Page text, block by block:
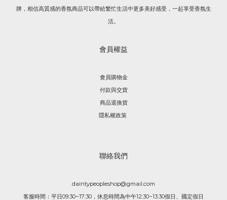
牌，相信高質感的香氛商品可以帶給繁忙生活中更多美好感受，一起享受香氛生
活。
會員權益
會員購物金
付款與交貨
商品退換貨
隱私權政策
聯絡我們
daintypeopleshop@gmail.com
客服時間：平日09:30~17:30，休息時間為中午12:30~13:30假日、國定假日